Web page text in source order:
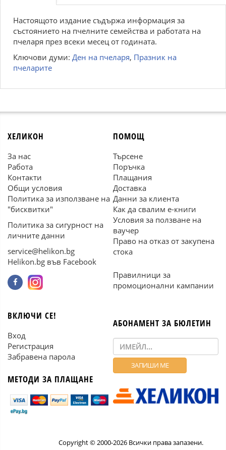
Настоящото издание съдържа информация за
състоянието на пчелните семейства и работата на
пчеларя през всеки месец от годината.
Ключови думи: Ден на пчеларя, Празник на
пчеларите
ХЕЛИКОН
За нас
Работа
Контакти
Общи условия
Политика за използване на
"бисквитки"
Политика за сигурност на
личните данни
service@helikon.bg
Helikon.bg във Facebook
ПОМОЩ
Търсене
Поръчка
Плащания
Доставка
Данни за клиента
Как да свалим е-книги
Условия за ползване на
ваучер
Право на отказ от закупена
стока
Правилници за
промоционални кампании
ВКЛЮЧИ СЕ!
Вход
Регистрация
Забравена парола
МЕТОДИ ЗА ПЛАЩАНЕ
АБОНАМЕНТ ЗА БЮЛЕТИН
Copyright © 2000-2026 Всички права запазени.